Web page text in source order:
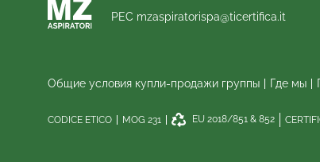
PEC mzaspiratorispa@ticertifica.it
Общие условия купли-продажи группы Где мы
CODICE ETICO MOG 231 EU 2018/851 & 852